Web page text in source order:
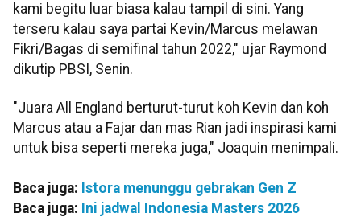
kami begitu luar biasa kalau tampil di sini. Yang
terseru kalau saya partai Kevin/Marcus melawan
Fikri/Bagas di semifinal tahun 2022," ujar Raymond
dikutip PBSI, Senin.
"Juara All England berturut-turut koh Kevin dan koh
Marcus atau a Fajar dan mas Rian jadi inspirasi kami
untuk bisa seperti mereka juga," Joaquin menimpali.
Baca juga: Istora menunggu gebrakan Gen Z
Baca juga: Ini jadwal Indonesia Masters 2026